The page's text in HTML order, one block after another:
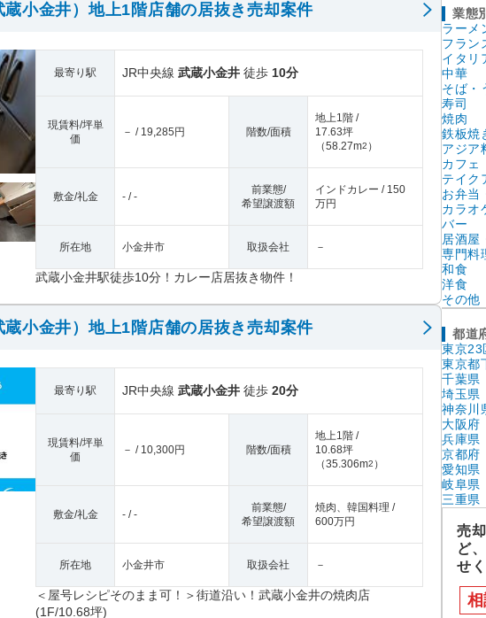
蔵小金井）地上1階店舗の居抜き売却案件
最寄り駅 JR中央線 武蔵小金井 徒歩 10分
現賃料/坪単
価
－ / 19,285円 階数/面積
地上1階 /
17.63坪
（58.27m2 ）
敷金/礼金 - / -
前業態/
希望譲渡額
インドカレー / 150
万円
所在地 小金井市 取扱会社 －
武蔵小金井駅徒歩10分！カレー店居抜き物件！
蔵小金井）地上1階店舗の居抜き売却案件
最寄り駅 JR中央線 武蔵小金井 徒歩 20分
現賃料/坪単
価
－ / 10,300円 階数/面積
地上1階 /
10.68坪
（35.306m2 ）
敷金/礼金 - / -
前業態/
希望譲渡額
焼肉、韓国料理 /
600万円
所在地 小金井市 取扱会社 －
＜屋号レシピそのまま可！＞街道沿い！武蔵小金井の焼肉店
(1F/10.68坪)
業態
ラーメ
フラン
イタリ
中華
そば・
寿司
焼肉
鉄板焼
アジア
カフェ
テイク
お弁当
カラオ
バー
居酒屋
専門料
和食
洋食
その他
都道
東京23
東京都
千葉県
埼玉県
神奈川
大阪府
兵庫県
京都府
愛知県
岐阜県
三重県
売
ど
せ